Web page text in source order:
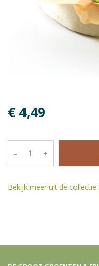
€ 4,49
– +
Bekijk meer uit de collectie